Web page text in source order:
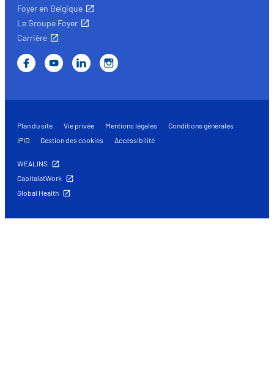
Foyer en Belgique
Le Groupe Foyer
Carrière
Plan du site Vie privée Mentions légales
Conditions générales
IPID
Gestion des cookies Accessibilité
WEALINS
CapitalatWork
Global Health